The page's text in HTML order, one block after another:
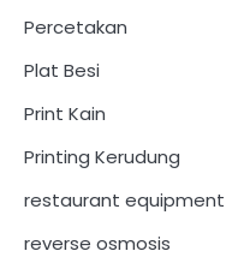
Percetakan
Plat Besi
Print Kain
Printing Kerudung
restaurant equipment
reverse osmosis